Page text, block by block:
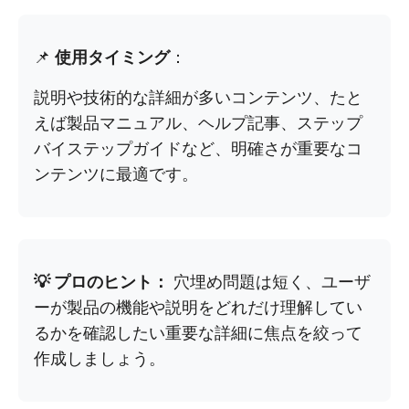
📌 使用タイミング：
説明や技術的な詳細が多いコンテンツ、たと
えば製品マニュアル、ヘルプ記事、ステップ
バイステップガイドなど、明確さが重要なコ
ンテンツに最適です。
💡 プロのヒント：
穴埋め問題は短く、ユーザ
ーが製品の機能や説明をどれだけ理解してい
るかを確認したい重要な詳細に焦点を絞って
作成しましょう。